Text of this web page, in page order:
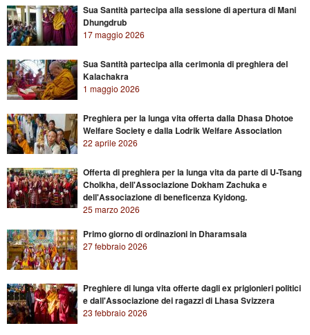
Sua Santità partecipa alla sessione di apertura di Mani
Dhungdrub
17 maggio 2026
Sua Santità partecipa alla cerimonia di preghiera del
Kalachakra
1 maggio 2026
Preghiera per la lunga vita offerta dalla Dhasa Dhotoe
Welfare Society e dalla Lodrik Welfare Association
22 aprile 2026
Offerta di preghiera per la lunga vita da parte di U-Tsang
Cholkha, dell'Associazione Dokham Zachuka e
dell'Associazione di beneficenza Kyidong.
25 marzo 2026
Primo giorno di ordinazioni in Dharamsala
27 febbraio 2026
Preghiere di lunga vita offerte dagli ex prigionieri politici
e dall'Associazione dei ragazzi di Lhasa Svizzera
23 febbraio 2026